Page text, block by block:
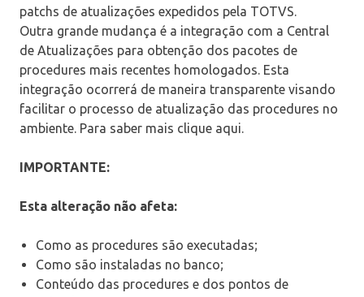
patchs de atualizações expedidos pela TOTVS.
Outra grande mudança é a integração com a Central
de Atualizações para obtenção dos pacotes de
procedures mais recentes homologados. Esta
integração ocorrerá de maneira transparente visando
facilitar o processo de atualização das procedures no
ambiente. Para saber mais clique aqui.
IMPORTANTE:
Esta alteração não afeta:
Como as procedures são executadas;
Como são instaladas no banco;
Conteúdo das procedures e dos pontos de